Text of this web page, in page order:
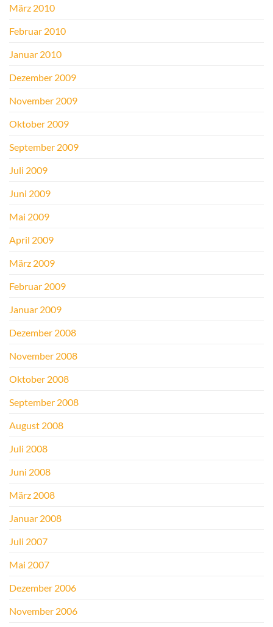
März 2010
Februar 2010
Januar 2010
Dezember 2009
November 2009
Oktober 2009
September 2009
Juli 2009
Juni 2009
Mai 2009
April 2009
März 2009
Februar 2009
Januar 2009
Dezember 2008
November 2008
Oktober 2008
September 2008
August 2008
Juli 2008
Juni 2008
März 2008
Januar 2008
Juli 2007
Mai 2007
Dezember 2006
November 2006